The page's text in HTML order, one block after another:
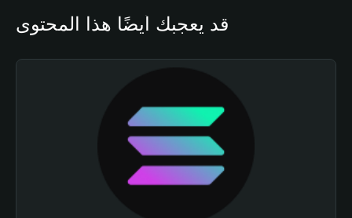
قد يعجبك أيضًا هذا المحتوى